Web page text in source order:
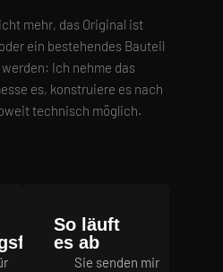
mehr, das Original ist
ein bestehendes Bauteil
Ich nehme das
es, konstruiere es nach
technisch möglich.
So läuft
es ab
Sie senden mir